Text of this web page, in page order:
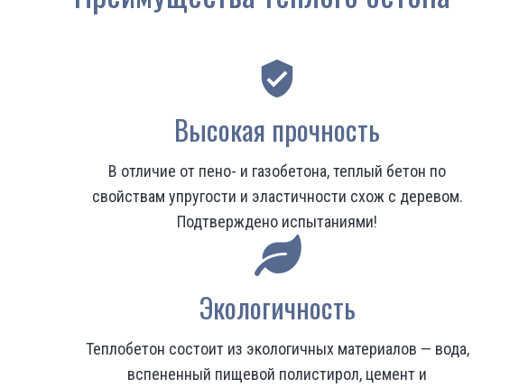
verified_user
Высокая прочность
В отличие от пено- и газобетона, теплый бетон по
свойствам упругости и эластичности схож с деревом.
Подтверждено испытаниями!
Экологичность
Теплобетон состоит из экологичных материалов — вода,
вспененный пищевой полистирол, цемент и